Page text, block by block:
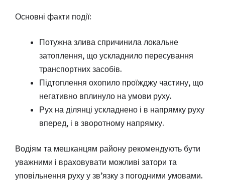
Основні факти події:
Потужна злива спричинила локальне
затоплення, що ускладнило пересування
транспортних засобів.
Підтоплення охопило проїжджу частину, що
негативно вплинуло на умови руху.
Рух на ділянці ускладнено і в напрямку руху
вперед, і в зворотному напрямку.
Водіям та мешканцям району рекомендують бути
уважними і враховувати можливі затори та
уповільнення руху у зв’язку з погодними умовами.